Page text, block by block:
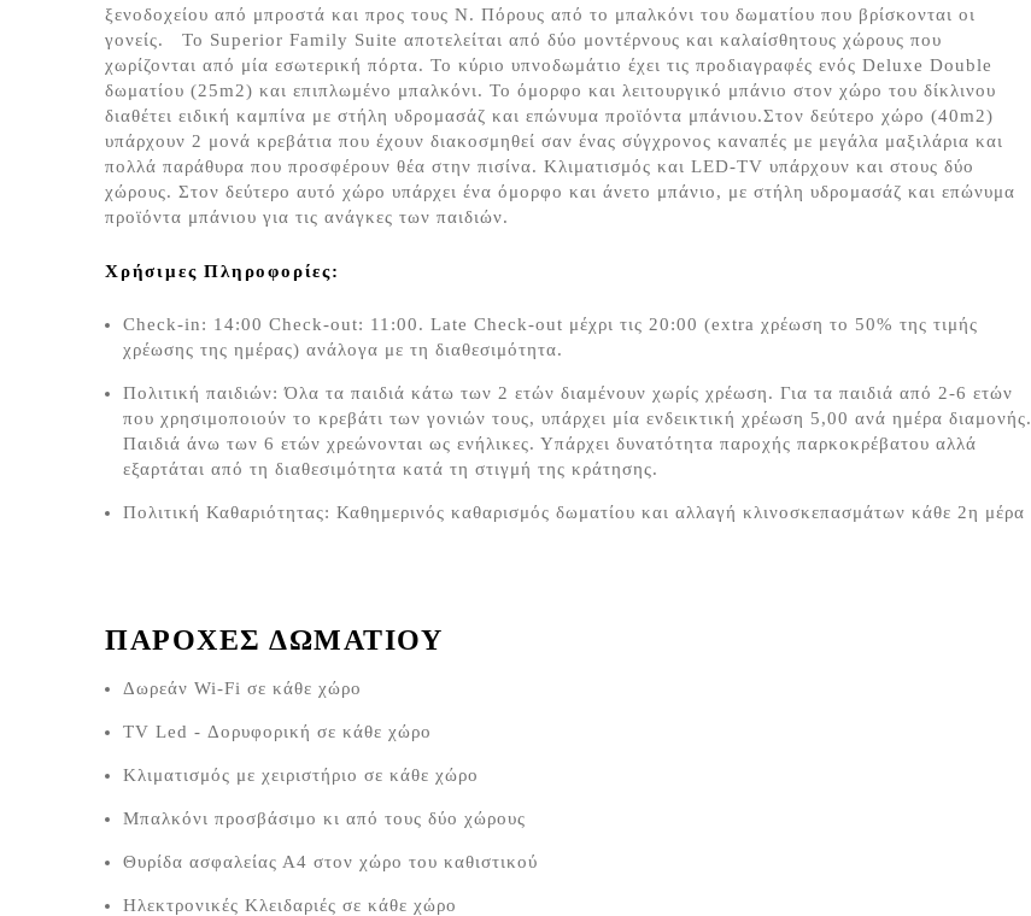
ξενοδοχείου από μπροστά και προς τους Ν. Πόρους από το μπαλκόνι του δωματίου που βρίσκονται οι
γονείς. Το Superior Family Suite αποτελείται από δύο μοντέρνους και καλαίσθητους χώρους που
χωρίζονται από μία εσωτερική πόρτα. Το κύριο υπνοδωμάτιο έχει τις προδιαγραφές ενός Deluxe Double
δωματίου (25m2) και επιπλωμένο μπαλκόνι. Το όμορφο και λειτουργικό μπάνιο στον χώρο του δίκλινου
διαθέτει ειδική καμπίνα με στήλη υδρομασάζ και επώνυμα προϊόντα μπάνιου.Στον δεύτερο χώρο (40m2)
υπάρχουν 2 μονά κρεβάτια που έχουν διακοσμηθεί σαν ένας σύγχρονος καναπές με μεγάλα μαξιλάρια και
πολλά παράθυρα που προσφέρουν θέα στην πισίνα. Κλιματισμός και LED-TV υπάρχουν και στους δύο
χώρους. Στον δεύτερο αυτό χώρο υπάρχει ένα όμορφο και άνετο μπάνιο, με στήλη υδρομασάζ και επώνυμα
προϊόντα μπάνιου για τις ανάγκες των παιδιών.
Χρήσιμες Πληροφορίες:
Check-in: 14:00 Check-out: 11:00. Late Check-out μέχρι τις 20:00 (extra χρέωση το 50% της τιμής
χρέωσης της ημέρας) ανάλογα με τη διαθεσιμότητα.
Πολιτική παιδιών: Όλα τα παιδιά κάτω των 2 ετών διαμένουν χωρίς χρέωση. Για τα παιδιά από 2-6 ετών
που χρησιμοποιούν το κρεβάτι των γονιών τους, υπάρχει μία ενδεικτική χρέωση 5,00 ανά ημέρα διαμονής.
Παιδιά άνω των 6 ετών χρεώνονται ως ενήλικες. Υπάρχει δυνατότητα παροχής παρκοκρέβατου αλλά
εξαρτάται από τη διαθεσιμότητα κατά τη στιγμή της κράτησης.
Πολιτική Καθαριότητας: Καθημερινός καθαρισμός δωματίου και αλλαγή κλινοσκεπασμάτων κάθε 2η μέρα
ΠΑΡΟΧΕΣ ΔΩΜΑΤΙΟΥ
Δωρεάν Wi-Fi σε κάθε χώρο
TV Led - Δορυφορική σε κάθε χώρο
Κλιματισμός με χειριστήριο σε κάθε χώρο
Μπαλκόνι προσβάσιμο κι από τους δύο χώρους
Θυρίδα ασφαλείας Α4 στον χώρο του καθιστικού
Ηλεκτρονικές Κλειδαριές σε κάθε χώρο